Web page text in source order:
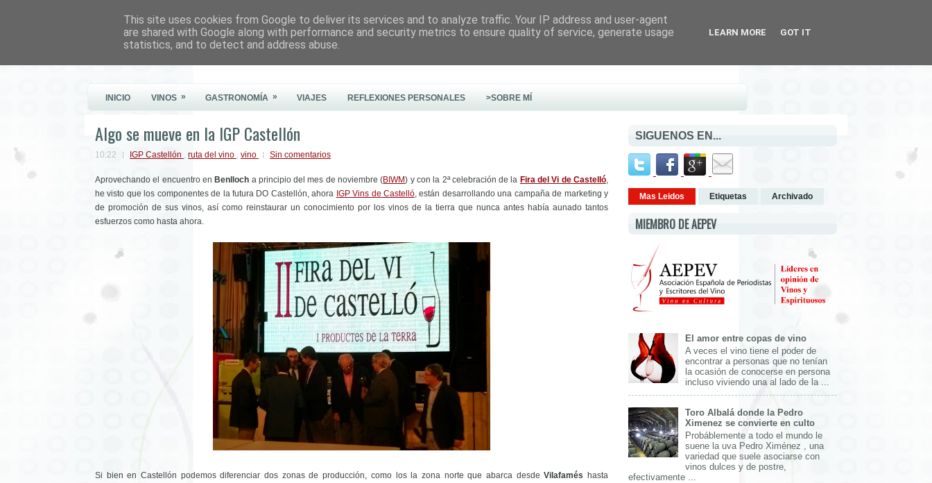
Este Vino Me Gusta
INICIO VINOS » GASTRONOMÍA » VIAJES REFLEXIONES PERSONALES >SOBRE MÍ
Algo se mueve en la IGP Castellón
10:22 IGP Castellón , ruta del vino , vino Sin comentarios
Aprovechando el encuentro en Benlloch a principio del mes de noviembre (BIWM) y con la 2ª celebración de la Fira del Vi de Castelló,
he visto que los componentes de la futura DO Castellón, ahora IGP Vins de Castelló, están desarrollando una campaña de marketing y
de promoción de sus vinos, así como reinstaurar un conocimiento por los vinos de la tierra que nunca antes había aunado tantos
esfuerzos como hasta ahora.
Si bien en Castellón podemos diferenciar dos zonas de producción, como los la zona norte que abarca desdeVilafamés hasta
SIGUENOS EN...
Mas Leidos Etiquetas Archivado
MIEMBRO DE AEPEV
El amor entre copas de vino
A veces el vino tiene el poder de
encontrar a personas que no tenían
la ocasión de conocerse en persona
incluso viviendo una al lado de la ...
Toro Albalá donde la Pedro
Ximenez se convierte en culto
Probáblemente a todo el mundo le
suene la uva Pedro Ximénez , una
variedad que suele asociarse con
vinos dulces y de postre,
efectivamente ...
This site uses cookies from Google to deliver its services and to analyze traffic. Your IP address and user-agent
are shared with Google along with performance and security metrics to ensure quality of service, generate usage
statistics, and to detect and address abuse.
LEARN MORE GOT IT